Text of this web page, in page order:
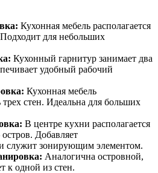
Кухонная мебель располагается
для небольших
Кухонный гарнитур занимает два
удобный рабочий
Кухонная мебель
трех стен. Идеальна для больших
В центре кухни располагается
Добавляет
служит зонирующим элементом.
Аналогична островной,
к одной из стен.